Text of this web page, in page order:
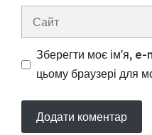
Сайт
Зберегти моє ім'я, e-
цьому браузері для